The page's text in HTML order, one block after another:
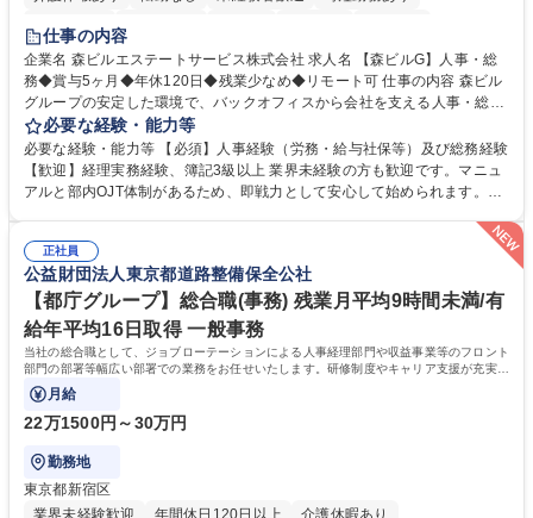
経験者歓迎
完全週休2日制
交通費支給 長期歓迎 駅近5分以内 土日祝休み
仕事の内容
企業名 森ビルエステートサービス株式会社 求人名 【森ビルG】人事・総
務◆賞与5ヶ月◆年休120日◆残業少なめ◆リモート可 仕事の内容 森ビル
グループの安定した環境で、バックオフィスから会社を支える人事・総務
をお任せします。 労務と総務の業務をバランスよく担当し、ゆくゆくは制
度改定などのコア業務にも挑戦できる、やりがいある環境です。 ■勤怠管
理、給与計算、社会保険手続き、年末調整等の労務管理全般 ■入退社手続
き、社内規定の改定や人事制度改定などのコア業務 ■社内イベントの企画
は部内のOJTを中心に、あなたの経験に合わせて不足している部分はいつ
でも質問・相談できる環境が整っているため、安心して成長できます。 募
集職種 【森ビルG】人事・総務◆賞与5ヶ月◆年休120日◆残業少なめ◆
リモート可
必要な経験・能力等
必要な経験・能力等 【必須】人事経験（労務・給与社保等）及び総務経験
【歓迎】経理実務経験、簿記3級以上 業界未経験の方も歓迎です。マニュ
アルと部内OJT体制があるため、即戦力として安心して始められます。
ます。定型業務に留まらず、社内規定や人事制度の改定など会社のコア業
務に挑戦できるため、自身の成長と組織への貢献度をダイレクトに実感で
きます。 残業少なめ、週1日リモート可など、ワークライフバランスを保
ち長期活躍できる環境です。 「これまでの幅広い経験を活かし、長期的な
キャリアを築きたい」という前向きな意欲と挑戦を全力で応援します。 学
歴・資格 学歴：大学院 大学 高専 短大 専修学校 高校 語学力： 資格：日商
簿記検定1級 日商簿記検定2級 日商簿記検定3級
正社員
公益財団法人東京都道路整備保全公社
【都庁グループ】総合職(事務) 残業月平均9時間未満/有
給年平均16日取得 一般事務
当社の総合職として、ジョブローテーションによる人事経理部門や収益事業等のフロント
部門の部署等幅広い部署での業務をお任せいたします。研修制度やキャリア支援が充実し
ております！ ※下記業務詳細
月給
22万1500円～30万円
勤務地
東京都新宿区
業界未経験歓迎
年間休日120日以上
介護休暇あり